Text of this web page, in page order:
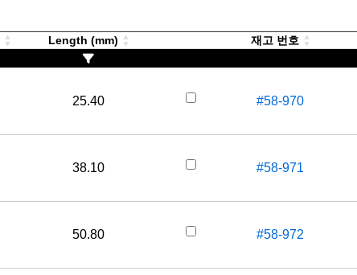
Length (mm) 재고 번호
25.40 #58-970
38.10 #58-971
50.80 #58-972